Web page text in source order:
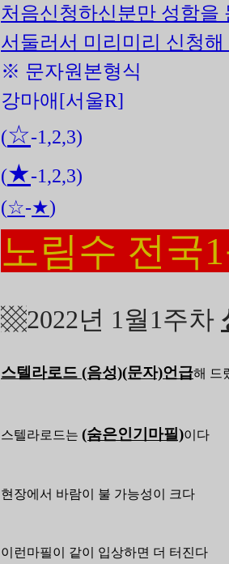
처음신청하신분만 성함
서둘러서 미리미리 신청
※ 문자원본형식
강마애[서울R]
(☆-1,2,3)
(★-1,2,3)
(☆-★)
노림수 전국
▩2022년 1월1주차
스텔라로드 (음성)(문자)언급해 드
스텔라로드는 (숨은인기마필)이다
현장에서 바람이 불 가능성이 크다
이런마필이 같이 입상하면 더 터진다